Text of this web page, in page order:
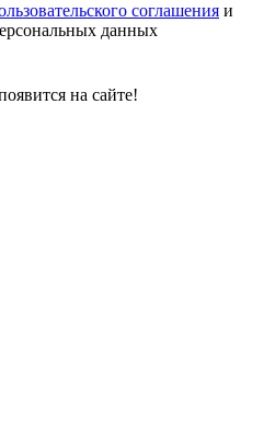
соглашения и
данных
на сайте!